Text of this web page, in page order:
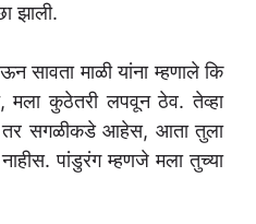
झाली.
सावता माळी यांना म्हणाले कि
मला कुठेतरी लपवून ठेव. तेव्हा
तर सगळीकडे आहेस, आता तुला
पांडुरंग म्हणजे मला तुच्या